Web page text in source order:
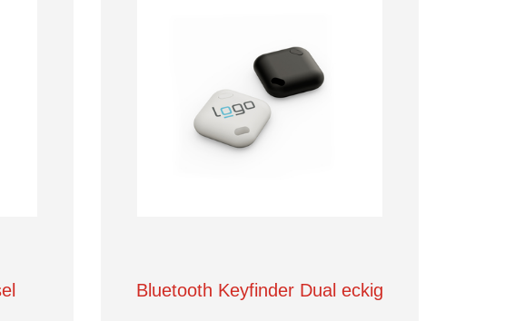
Bluetooth Keyfinder Dual eckig